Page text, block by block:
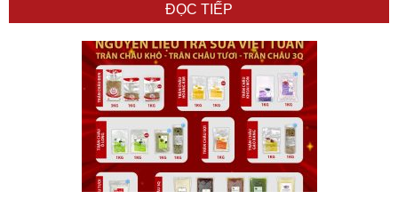
ĐỌC TIẾP